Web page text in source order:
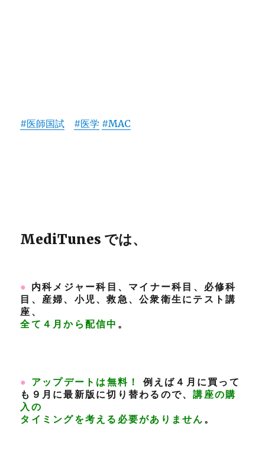
#医師国試 #医学 #MAC
MediTunes では、
● 内科メジャー科目、マイナー科目、必修科
目、産婦、小児、救急、公衆衛生にテスト講
座、
全て４月から配信中 。
● アップデートは無料！ 例えば４月に買って
も９月に最新版に切り替わるので、講座の購
入の
タイミングを考える必要がありません 。